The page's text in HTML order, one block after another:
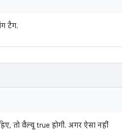
टैग.
तो वैल्यू true होगी. अगर ऐसा नहीं